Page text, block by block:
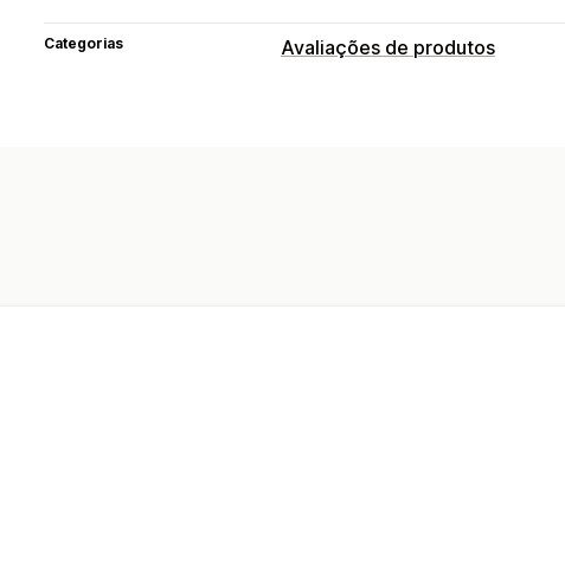
Categorias Avaliações de produtos